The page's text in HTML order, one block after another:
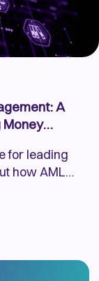
A
Money
for leading
how AML